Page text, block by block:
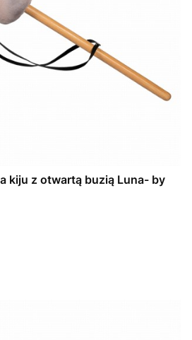
kiju z otwartą buzią Luna- by